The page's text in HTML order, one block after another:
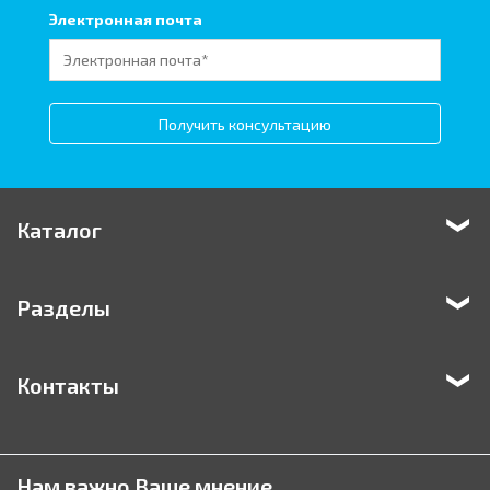
Электронная почта
Получить консультацию
Каталог
Разделы
Контакты